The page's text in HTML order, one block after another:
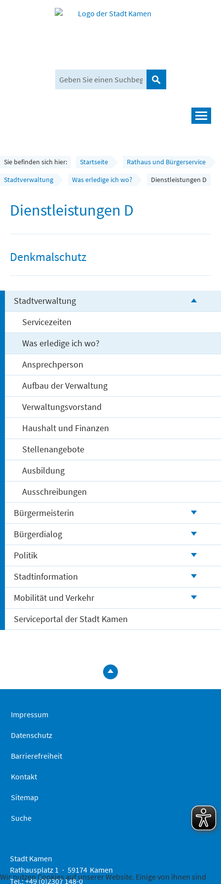
Suchen
Rathaus und Bürgerservice
Wirtschaft und Planen
Sie befinden sich hier: Startseite
Rathaus und Bürgerservice
Stadtverwaltung
Was erledige ich wo? Dienstleistungen D
Dienstleistungen D
Denkmalschutz
Stadtverwaltung
Servicezeiten
Was erledige ich wo?
Ansprechperson
Aufbau der Verwaltung
Verwaltungsvorstand
Haushalt und Finanzen
Stellenangebote
Ausbildung
Ausschreibungen
Bürgermeisterin
Bürgerdialog
Politik
Stadtinformation
Mobilität und Verkehr
Serviceportal der Stadt Kamen
zum
Impressum
Datenschutz
Barrierefreiheit
Kontakt
Sitemap
Suche
Stadt Kamen
Rathausplatz 1
59174 Kamen
Tel.: +49 (0)2307 148-0
Wir nutzen Cookies auf unserer Website. Einige von ihnen sind